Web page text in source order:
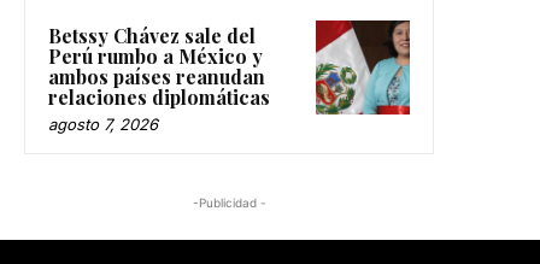
Betssy Chávez sale del
Perú rumbo a México y
ambos países reanudan
relaciones diplomáticas
agosto 7, 2026
-Publicidad -